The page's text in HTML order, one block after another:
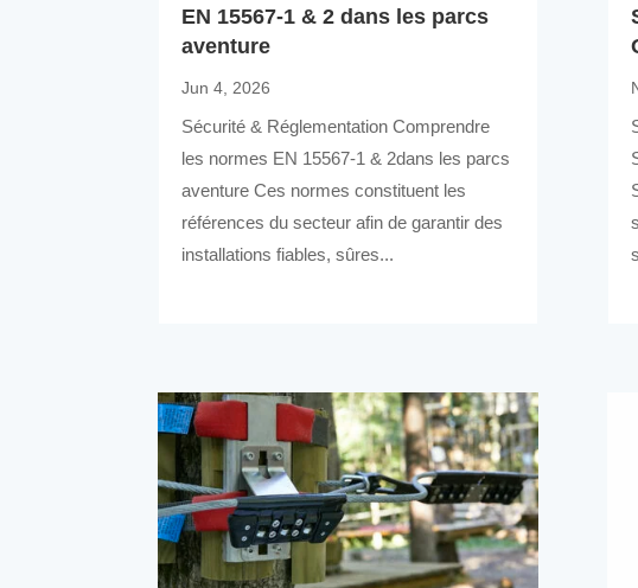
EN 15567-1 & 2 dans les parcs
aventure
Jun 4, 2026
Sécurité & Réglementation Comprendre
les normes EN 15567-1 & 2dans les parcs
aventure Ces normes constituent les
références du secteur afin de garantir des
installations fiables, sûres...